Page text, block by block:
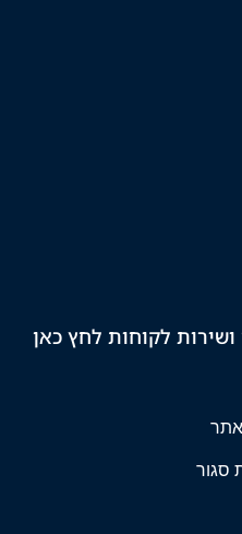
לקוחות לחץ כאן